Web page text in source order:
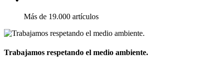
Más de 19.000 artículos
Trabajamos respetando el medio ambiente.